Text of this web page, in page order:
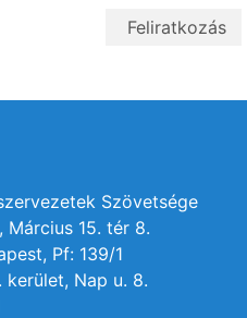
Szövetsége
Március 15. tér 8.
Pf: 139/1
kerület, Nap u. 8.